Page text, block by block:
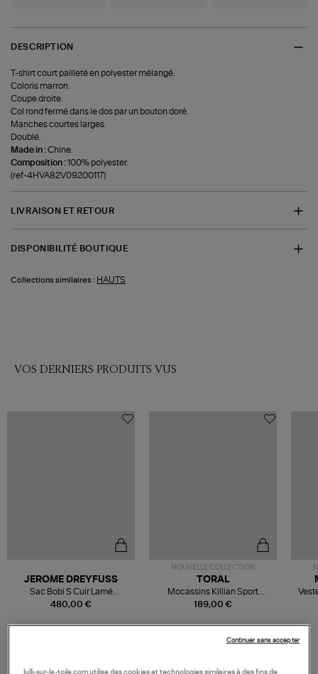
DESCRIPTION
T-shirt court pailleté en polyester mélangé.
Coloris marron.
Coupe droite.
Col rond fermé dans le dos par un bouton doré.
Manches courtes larges.
Doublé.
Made in :Chine.
Composition :100% polyester.
(ref-4HVA82V09200117)
LIVRAISON ET RETOUR
DISPONIBILITÉ BOUTIQUE
Collections similaires : HAUTS
VOS DERNIERS PRODUITS VUS
480,00 €
JEROME DREYFUSS
Sac Bobi S Cuir Lamé
Champagne
NOUVELLE COLLECTION
189,00 €
TORAL
Mocassins Killian Sport
Mousse
lulli-sur-la-toile.com utilise des cookies et technologies similaires à des fins de
Continuer sans accepter